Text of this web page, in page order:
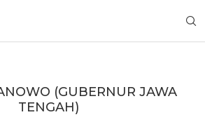
(GUBERNUR JAWA
TENGAH)